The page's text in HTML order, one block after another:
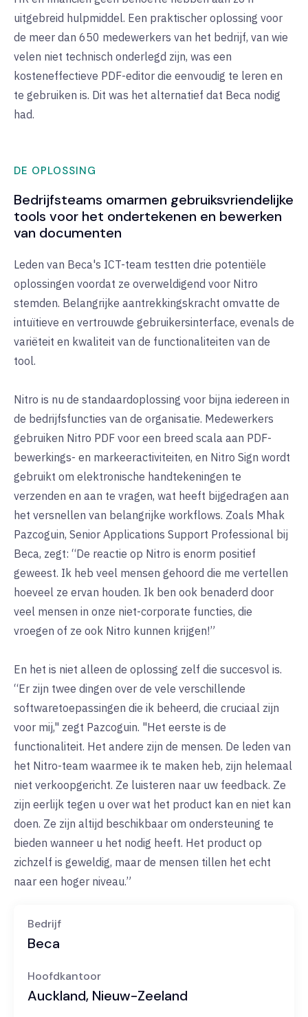
uitgebreid hulpmiddel. Een praktischer oplossing voor
de meer dan 650 medewerkers van het bedrijf, van wie
velen niet technisch onderlegd zijn, was een
kosteneffectieve PDF-editor die eenvoudig te leren en
te gebruiken is. Dit was het alternatief dat Beca nodig
had.
DE OPLOSSING
Bedrijfsteams omarmen gebruiksvriendelijke
tools voor het ondertekenen en bewerken
van documenten
Leden van Beca's ICT-team testten drie potentiële
oplossingen voordat ze overweldigend voor Nitro
stemden. Belangrijke aantrekkingskracht omvatte de
intuïtieve en vertrouwde gebruikersinterface, evenals de
variëteit en kwaliteit van de functionaliteiten van de
tool.
Nitro is nu de standaardoplossing voor bijna iedereen in
de bedrijfsfuncties van de organisatie. Medewerkers
gebruiken Nitro PDF voor een breed scala aan PDF-
bewerkings- en markeeractiviteiten, en Nitro Sign wordt
gebruikt om elektronische handtekeningen te
verzenden en aan te vragen, wat heeft bijgedragen aan
het versnellen van belangrijke workflows. Zoals Mhak
Pazcoguin, Senior Applications Support Professional bij
Beca, zegt: “De reactie op Nitro is enorm positief
geweest. Ik heb veel mensen gehoord die me vertellen
hoeveel ze ervan houden. Ik ben ook benaderd door
veel mensen in onze niet-corporate functies, die
vroegen of ze ook Nitro kunnen krijgen!”
En het is niet alleen de oplossing zelf die succesvol is.
“Er zijn twee dingen over de vele verschillende
softwaretoepassingen die ik beheerd, die cruciaal zijn
voor mij," zegt Pazcoguin. "Het eerste is de
functionaliteit. Het andere zijn de mensen. De leden van
het Nitro-team waarmee ik te maken heb, zijn helemaal
niet verkoopgericht. Ze luisteren naar uw feedback. Ze
zijn eerlijk tegen u over wat het product kan en niet kan
doen. Ze zijn altijd beschikbaar om ondersteuning te
bieden wanneer u het nodig heeft. Het product op
zichzelf is geweldig, maar de mensen tillen het echt
naar een hoger niveau.”
Bedrijf
Beca
Hoofdkantoor
Auckland, Nieuw-Zeeland